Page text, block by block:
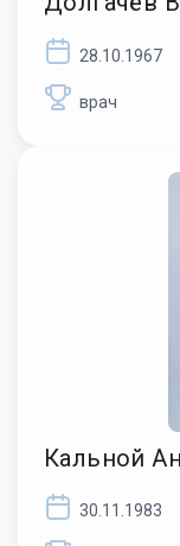
28.10.1967
врач
Кальной
30.11.1983